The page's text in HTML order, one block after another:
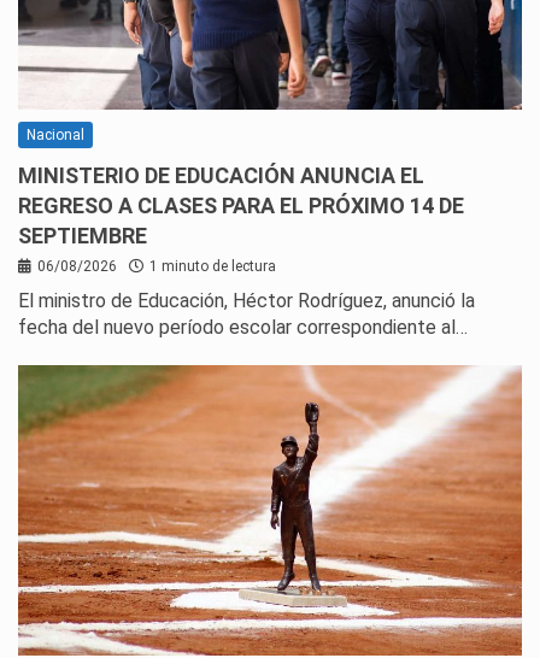
Nacional
MINISTERIO DE EDUCACIÓN ANUNCIA EL
REGRESO A CLASES PARA EL PRÓXIMO 14 DE
SEPTIEMBRE
06/08/2026 1 minuto de lectura
El ministro de Educación, Héctor Rodríguez, anunció la
fecha del nuevo período escolar correspondiente al…